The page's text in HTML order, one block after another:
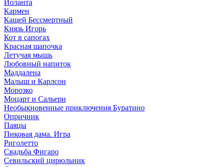
Иоланта
Кармен
Кащей Бессмертный
Князь Игорь
Кот в сапогах
Красная шапочка
Летучая мышь
Любовный напиток
Маддалена
Малыш и Карлсон
Морозко
Моцарт и Сальери
Необыкновенные приключения Буратино
Опричник
Паяцы
Пиковая дама. Игра
Риголетто
Свадьба Фигаро
Севильский цирюльник